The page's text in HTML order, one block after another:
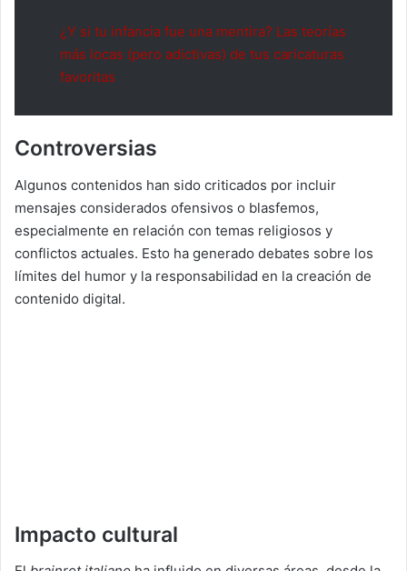
¿Y si tu infancia fue una mentira? Las teorías
más locas (pero adictivas) de tus caricaturas
favoritas
Controversias
Algunos contenidos han sido criticados por incluir
mensajes considerados ofensivos o blasfemos,
especialmente en relación con temas religiosos y
conflictos actuales. Esto ha generado debates sobre los
límites del humor y la responsabilidad en la creación de
contenido digital.
Impacto cultural